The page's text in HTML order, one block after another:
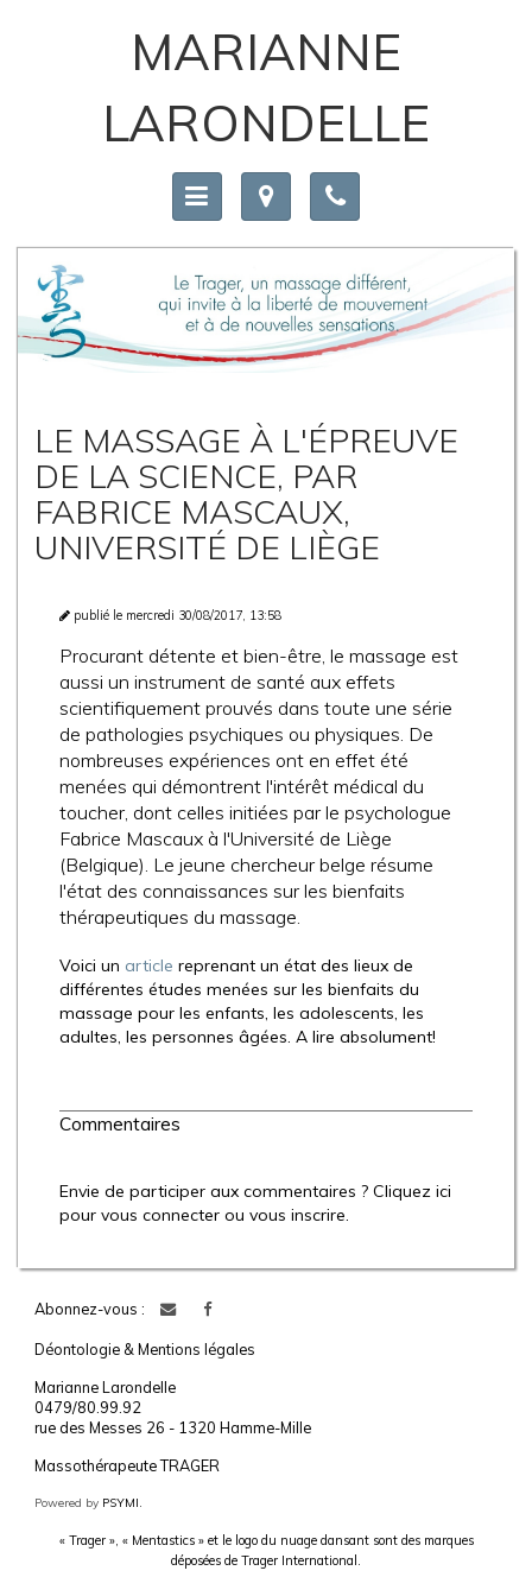
MARIANNE
LARONDELLE
LE MASSAGE À L'ÉPREUVE
DE LA SCIENCE, PAR
FABRICE MASCAUX,
UNIVERSITÉ DE LIÈGE
publié le mercredi 30/08/2017, 13:58
Procurant détente et bien-être, le massage est
aussi un instrument de santé aux effets
scientifiquement prouvés dans toute une série
de pathologies psychiques ou physiques. De
nombreuses expériences ont en effet été
menées qui démontrent l'intérêt médical du
toucher, dont celles initiées par le psychologue
Fabrice Mascaux à l'Université de Liège
(Belgique). Le jeune chercheur belge résume
l'état des connaissances sur les bienfaits
thérapeutiques du massage.
Voici un article reprenant un état des lieux de
différentes études menées sur les bienfaits du
massage pour les enfants, les adolescents, les
adultes, les personnes âgées. A lire absolument!
Commentaires
Envie de participer aux commentaires ? Cliquez ici
pour vous connecter ou vous inscrire.
Abonnez-vous :
Déontologie & Mentions légales
Marianne Larondelle
0479/80.99.92
rue des Messes 26 - 1320 Hamme-Mille
Massothérapeute TRAGER
Powered by PSYMI.
« Trager », « Mentastics » et le logo du nuage dansant sont des marques
déposées de Trager International.